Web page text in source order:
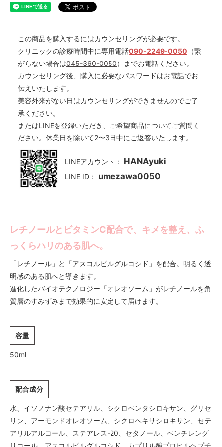
この商品を購入するにはカウンセリングが必要です。
クリニックの診療時間中に専用電話090-2249-0050 （繋
がらない場合は045-360-0050）までお電話ください。
カウンセリング後、購入に必要なパスワードはお電話でお
伝えいたします。
美容外来がない日はカウンセリングができませんのでご了
承ください。
またはLINEを登録いただき、ご希望商品についてご質問く
ださい。休業日を除いて2〜3日中にご返答いたします。
LINEアカウント： HANAyuki
LINE ID： umezawa0050
レチノールとビタミンC配合で、キメを整え、ふ
っくらハリのある肌へ。
「レチノール」と「アスコルビルグルコシド」を配合。明るく透
明感のある肌へと導きます。
進化したバイオテクノロジー「オレオソーム」がレチノールを角
質層のすみずみまで効果的に安定して届けます。
容量
50ml
配合成分
水、イソノナン酸セテアリル、シクロペンタシロキサン、グリセ
リン、アーモンドオレオソーム、シクロヘキサシロキサン、セテ
アリルアルコール、ステアレス-20、セタノール、ペンチレング